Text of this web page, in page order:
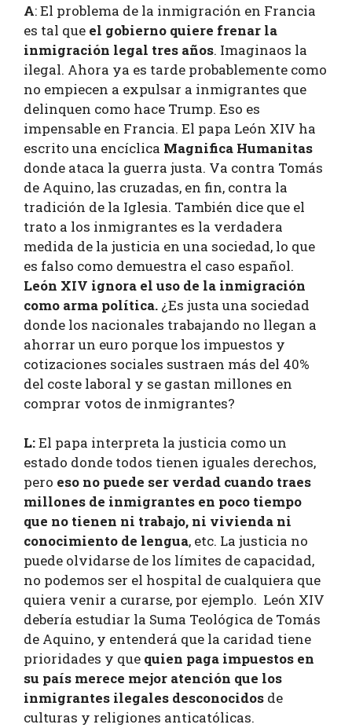
A: El problema de la inmigración en Francia
es tal que el gobierno quiere frenar la
inmigración legal tres años. Imaginaos la
ilegal. Ahora ya es tarde probablemente como
no empiecen a expulsar a inmigrantes que
delinquen como hace Trump. Eso es
impensable en Francia. El papa León XIV ha
escrito una encíclica Magnifica Humanitas
donde ataca la guerra justa. Va contra Tomás
de Aquino, las cruzadas, en fin, contra la
tradición de la Iglesia. También dice que el
trato a los inmigrantes es la verdadera
medida de la justicia en una sociedad, lo que
es falso como demuestra el caso español.
León XIV ignora el uso de la inmigración
como arma política. ¿Es justa una sociedad
donde los nacionales trabajando no llegan a
ahorrar un euro porque los impuestos y
cotizaciones sociales sustraen más del 40%
del coste laboral y se gastan millones en
comprar votos de inmigrantes?
L:El papa interpreta la justicia como un
estado donde todos tienen iguales derechos,
pero eso no puede ser verdad cuando traes
millones de inmigrantes en poco tiempo
que no tienen ni trabajo, ni vivienda ni
conocimiento de lengua, etc. La justicia no
puede olvidarse de los límites de capacidad,
no podemos ser el hospital de cualquiera que
quiera venir a curarse, por ejemplo. León XIV
debería estudiar la Suma Teológica de Tomás
de Aquino, y entenderá que la caridad tiene
prioridades y que quien paga impuestos en
su país merece mejor atención que los
inmigrantes ilegales desconocidos de
culturas y religiones anticatólicas.